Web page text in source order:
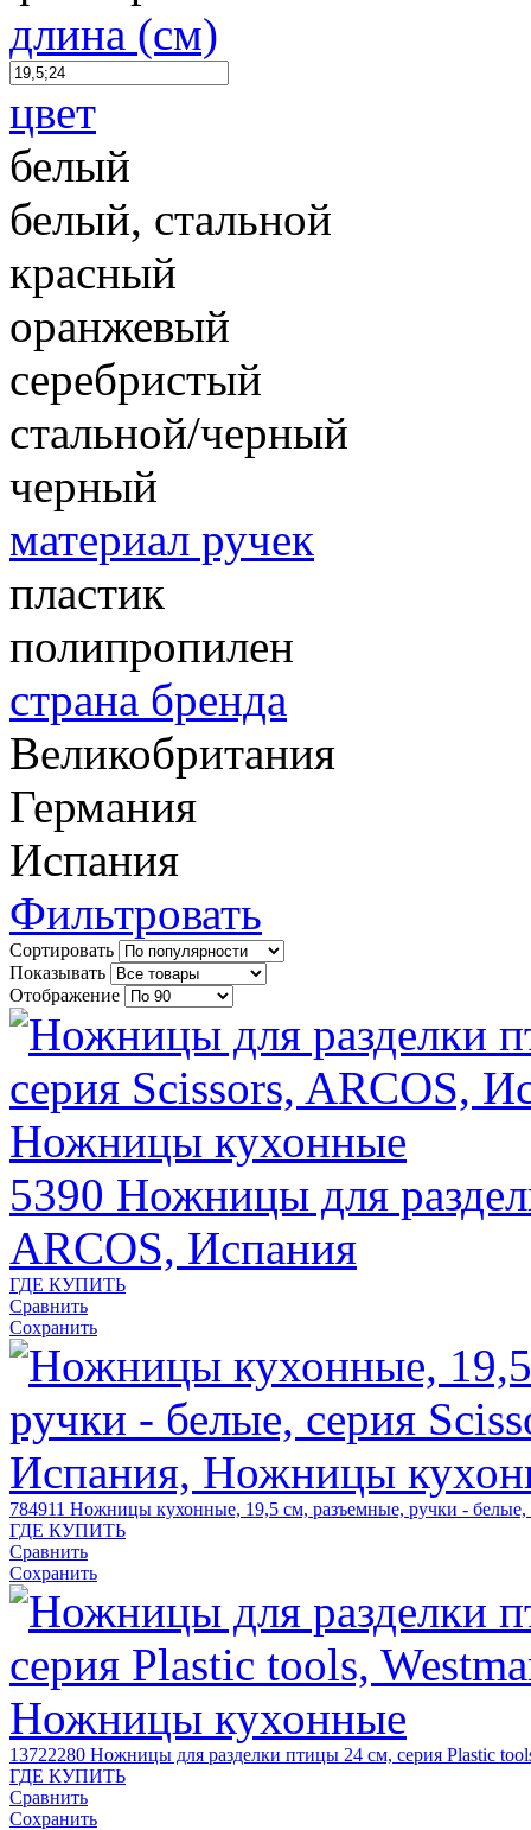
длина (см)
цвет
белый
белый, стальной
красный
оранжевый
серебристый
стальной/черный
черный
материал ручек
пластик
полипропилен
страна бренда
Великобритания
Германия
Испания
Фильтровать
Сортировать
Показывать
Отображение
5390 Ножницы для
ARCOS, Испания
ГДЕ КУПИТЬ
Сравнить
Сохранить
784911 Ножницы кухонные, 19,5 см, разъемные, ручки - белые,
ГДЕ КУПИТЬ
Сравнить
Сохранить
13722280 Ножницы для разделки птицы 24 см, серия Plastic
ГДЕ КУПИТЬ
Сравнить
Сохранить